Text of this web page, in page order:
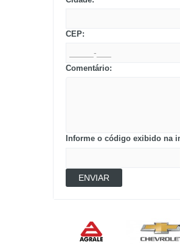
CEP:
Comentário:
Informe o código exibido na
ENVIAR